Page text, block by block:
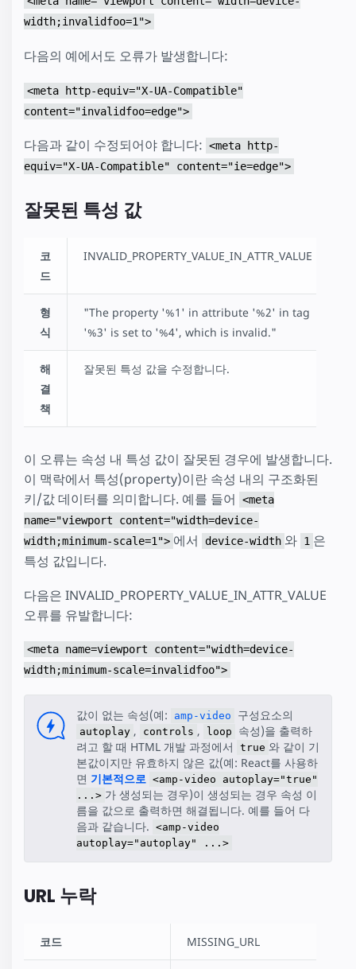
width;invalidfoo=1">
다음의 예에서도 오류가 발생합니다:
<meta http-equiv="X-UA-Compatible"
content="invalidfoo=edge">
다음과 같이 수정되어야 합니다: <meta http-
equiv="X-UA-Compatible" content="ie=edge">
잘못된 특성 값
코
드
INVALID_PROPERTY_VALUE_IN_ATTR_VALUE
형
식
"The property '%1' in attribute '%2' in tag
'%3' is set to '%4', which is invalid."
해
결
책
잘못된 특성 값을 수정합니다.
이 오류는 속성 내 특성 값이 잘못된 경우에 발생합니다.
이 맥락에서 특성(property)이란 속성 내의 구조화된
키/값 데이터를 의미합니다. 예를 들어
<meta
name="viewport content="width=device-
width;minimum-scale=1"> 에서 device-width 와 1 은
특성 값입니다.
다음은 INVALID_PROPERTY_VALUE_IN_ATTR_VALUE
오류를 유발합니다:
<meta name=viewport content="width=device-
width;minimum-scale=invalidfoo">
값이 없는 속성(예: amp-video 구성요소의
autoplay , controls , loop
속성)을 출력하
려고 할 때 HTML 개발 과정에서
true 와 같이 기
본값이지만 유효하지 않은 값(예: React를 사용하
면 기본적으로 <amp-video autoplay="true"
...> 가 생성되는 경우)이 생성되는 경우 속성 이
름을 값으로 출력하면 해결됩니다. 예를 들어 다
음과 같습니다. <amp-video
autoplay="autoplay" ...>
URL 누락
코드 MISSING_URL